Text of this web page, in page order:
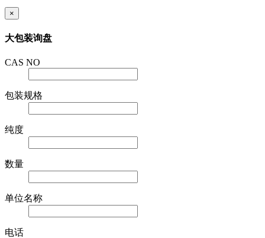
×
大包装询盘
CAS NO
包装规格
纯度
数量
单位名称
电话